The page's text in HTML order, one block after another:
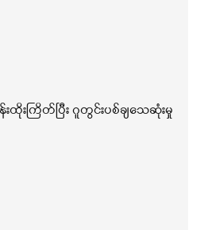
ထိုးကြိတ်ပြီး ဂူတွင်းပစ်ချသေဆုံးမှု